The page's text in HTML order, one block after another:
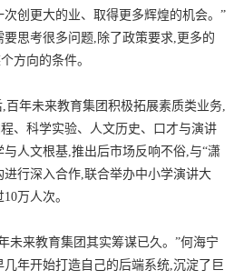
创更大的业、取得更多辉煌的机会。”
思考很多问题,除了政策要求,更多的
方向的条件。
百年未来教育集团积极拓展素质类业务,
、科学实验、人文历史、口才与演讲
人文根基,推出后市场反响不俗,与“潇
进行深入合作,联合举办中小学演讲大
万人次。
未来教育集团其实筹谋已久。”何海宁
年开始打造自己的后端系统,沉淀了巨